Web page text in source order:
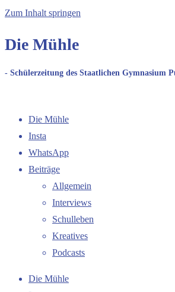
Zum Inhalt springen
Die Mühle
- Schülerzeitung des Staatlichen Gymnasium
Die Mühle
Insta
WhatsApp
Beiträge
Allgemein
Interviews
Schulleben
Kreatives
Podcasts
Die Mühle